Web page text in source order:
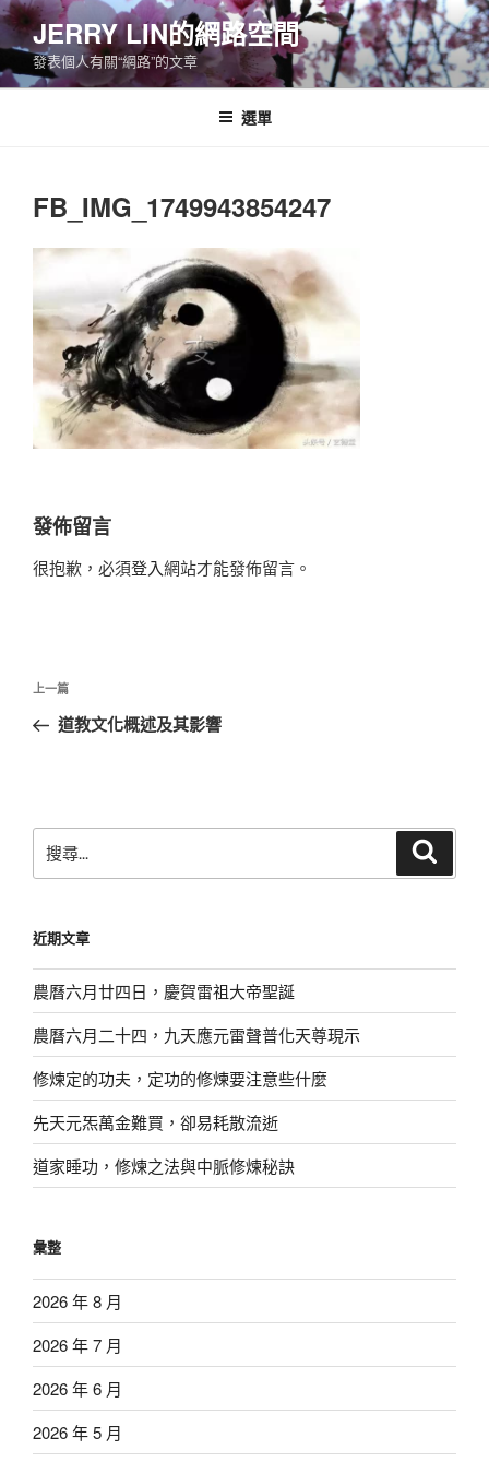
跳
至
主
要
JERRY LIN的網路空間
發表個人有關“網路”的文章
選單
FB_IMG_1749943854247
發佈留言
很抱歉，必須登入網站才能發佈留言。
文
導
上
一
上一篇
道教文化概述及其影響
尋
字:
近期文章
農曆六月廿四日，慶賀雷祖大帝聖誕
農曆六月二十四，九天應元雷聲普化天尊現示
修煉定的功夫，定功的修煉要注意些什麼
先天元炁萬金難買，卻易耗散流逝
道家睡功，修煉之法與中脈修煉秘訣
彙整
2026 年 8 月
2026 年 7 月
2026 年 6 月
2026 年 5 月